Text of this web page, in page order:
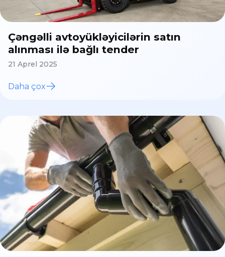
Çəngəlli avtoyükləyicilərin satın
alınması ilə bağlı tender
21 Aprel 2025
Daha çox